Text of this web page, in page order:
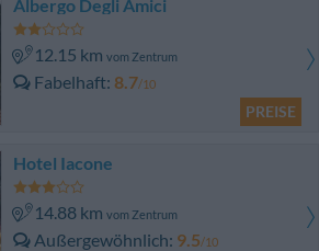
Albergo Degli Amici
12.15 km vom Zentrum
Fabelhaft 8.7/10
PREISE
Hotel Iacone
14.88 km vom Zentrum
Außergewöhnlich 9.5/10